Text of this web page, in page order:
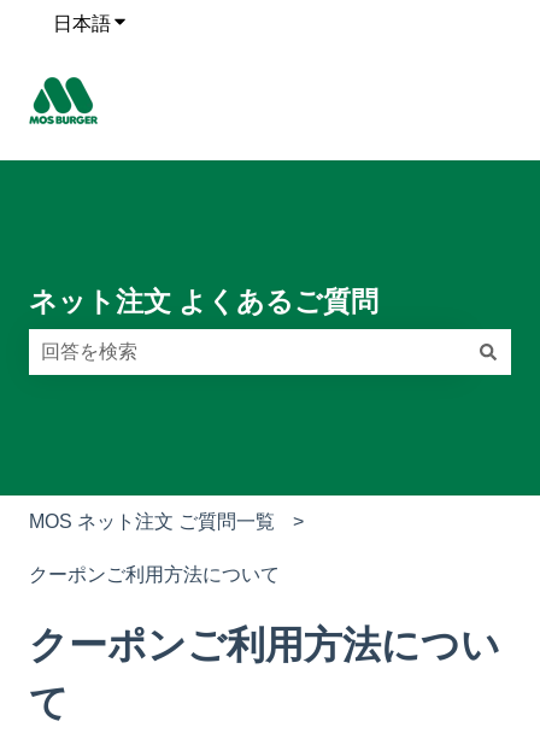
日本語翻訳のサブメニューを表示
ネット注文 よくあるご質問
MOS ネット注文 ご質問一覧
クーポンご利用方法について
クーポンご利用方法につい
て